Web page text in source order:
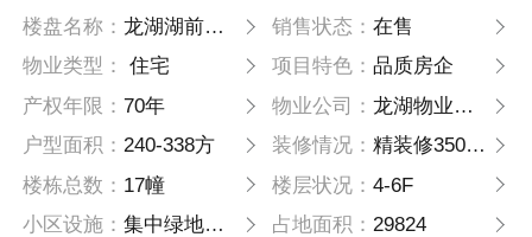
楼盘名称：龙湖湖前印院 销售状态： 在售
物业类型：
住宅 项目特色： 品质房企
产权年限：70年 物业公司： 龙湖物业服务集团有限公司
户型面积：240-338方 装修情况： 精装修3500元/方
楼栋总数： 17幢 楼层状况： 4-6F
小区设施：集中绿地、公共体育设施场地、婴幼儿活 动场地、文化活动场地等。 占地面积： 29824